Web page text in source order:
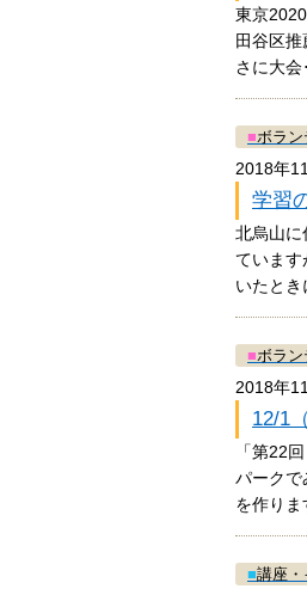
東京
田谷区
さに大
■ボラン
2018年
学習
北烏山に
ています
いたと
■ボラン
2018年
12/1
「第22
パークで
を作り
■講座・